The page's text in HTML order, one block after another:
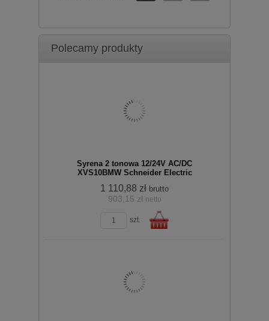
Polecamy produkty
zobacz szczegóły
Syrena 2 tonowa 12/24V AC/DC
XVS10BMW Schneider Electric
1 110,88 zł brutto
903,15 zł netto
szt.
zobacz szczegóły